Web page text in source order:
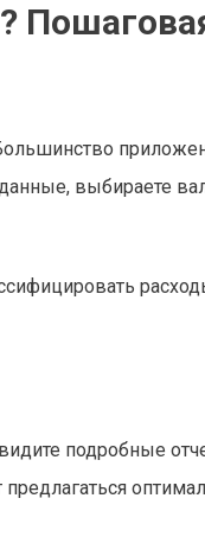
выбираете
подробные